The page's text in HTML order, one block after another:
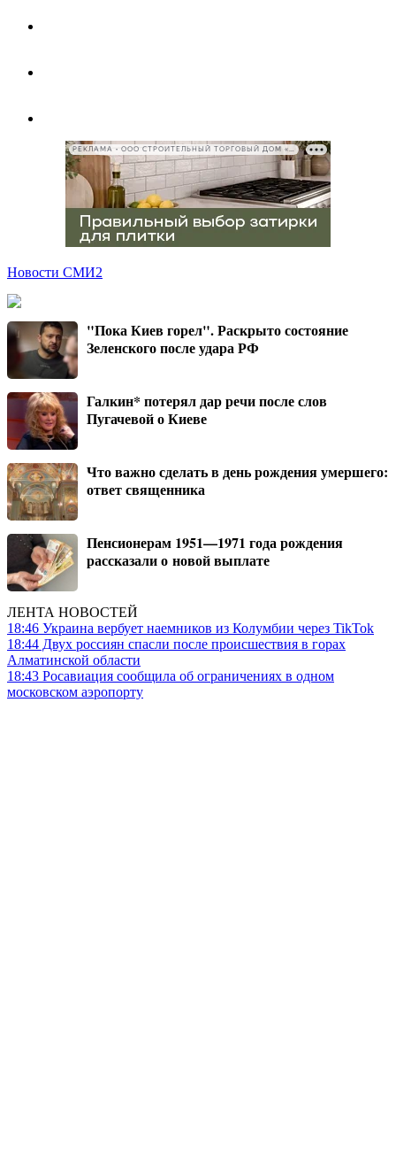
РЕКЛАМА • ООО СТРОИТЕЛЬНЫЙ ТОРГОВЫЙ ДОМ «ПЕТРОВИЧ», ИНН 7802348846
Новости СМИ2
"Пока Киев горел". Раскрыто состояние
Зеленского после удара РФ
Галкин* потерял дар речи после слов
Пугачевой о Киеве
Что важно сделать в день рождения умершего:
ответ священника
Пенсионерам 1951—1971 года рождения
рассказали о новой выплате
ЛЕНТА НОВОСТЕЙ
18:46 Украина вербует наемников из Колумбии через TikTok
18:44 Двух россиян спасли после происшествия в горах
Алматинской области
18:43 Росавиация сообщила об ограничениях в одном
московском аэропорту